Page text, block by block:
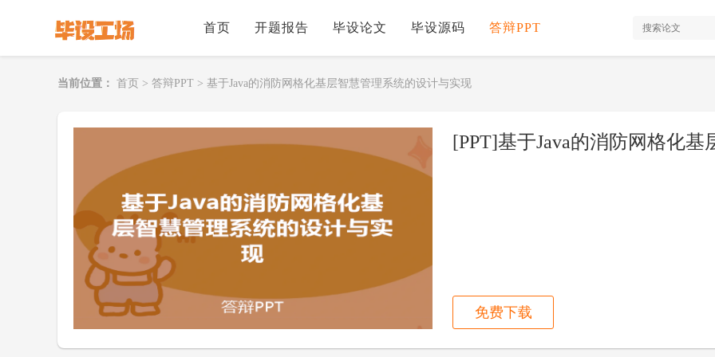
首页 开题报告 毕设论文 毕设源码 答辩PPT
当前位置： 首页 > 答辩PPT > 基于Java的消防网格化基层智慧管理系统的设计与实现
免费下载